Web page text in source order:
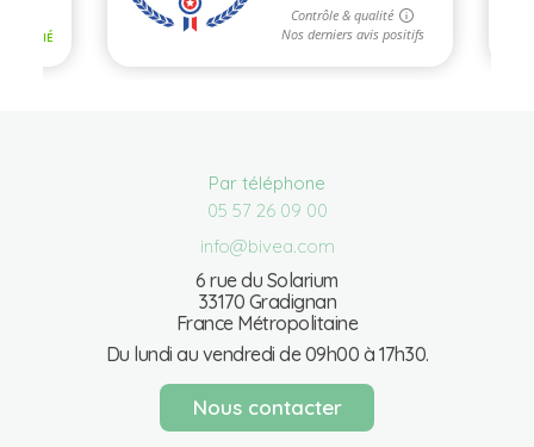
Par téléphone
05 57 26 09 00
info@bivea.com
6 rue du Solarium
33170 Gradignan
France Métropolitaine
Du lundi au vendredi de 09h00 à 17h30.
Nous contacter